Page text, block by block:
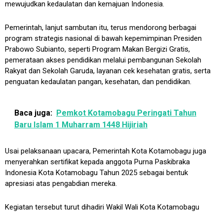
mewujudkan kedaulatan dan kemajuan Indonesia.
Pemerintah, lanjut sambutan itu, terus mendorong berbagai
program strategis nasional di bawah kepemimpinan Presiden
Prabowo Subianto, seperti Program Makan Bergizi Gratis,
pemerataan akses pendidikan melalui pembangunan Sekolah
Rakyat dan Sekolah Garuda, layanan cek kesehatan gratis, serta
penguatan kedaulatan pangan, kesehatan, dan pendidikan.
Baca juga: Pemkot Kotamobagu Peringati Tahun
Baru Islam 1 Muharram 1448 Hijiriah
Usai pelaksanaan upacara, Pemerintah Kota Kotamobagu juga
menyerahkan sertifikat kepada anggota Purna Paskibraka
Indonesia Kota Kotamobagu Tahun 2025 sebagai bentuk
apresiasi atas pengabdian mereka.
Kegiatan tersebut turut dihadiri Wakil Wali Kota Kotamobagu